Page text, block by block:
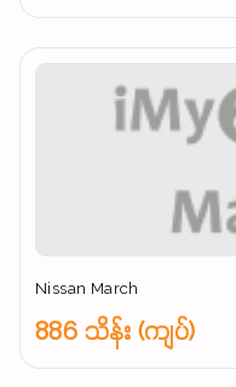
Nissan March
886 သိန်း (ကျပ်)